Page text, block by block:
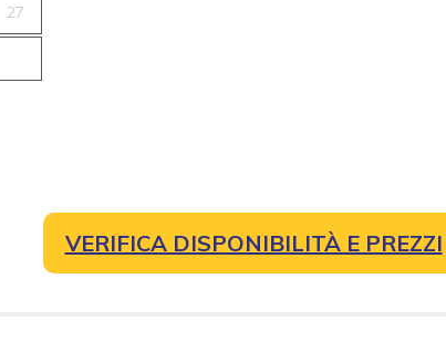
27
VERIFICA DISPONIBILITÀ E PREZZI